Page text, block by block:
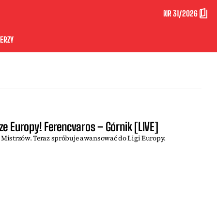
NR 31/2026
Europy! Ferencvaros – Górnik [LIVE]
Teraz spróbuje awansować do Ligi Europy.